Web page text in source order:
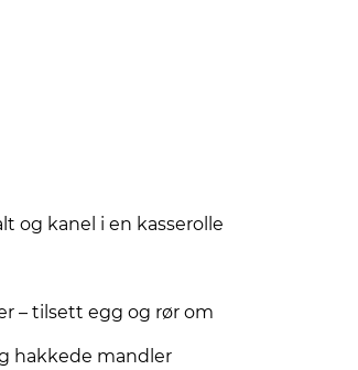
og kanel i en kasserolle
– tilsett egg og rør om
hakkede mandler